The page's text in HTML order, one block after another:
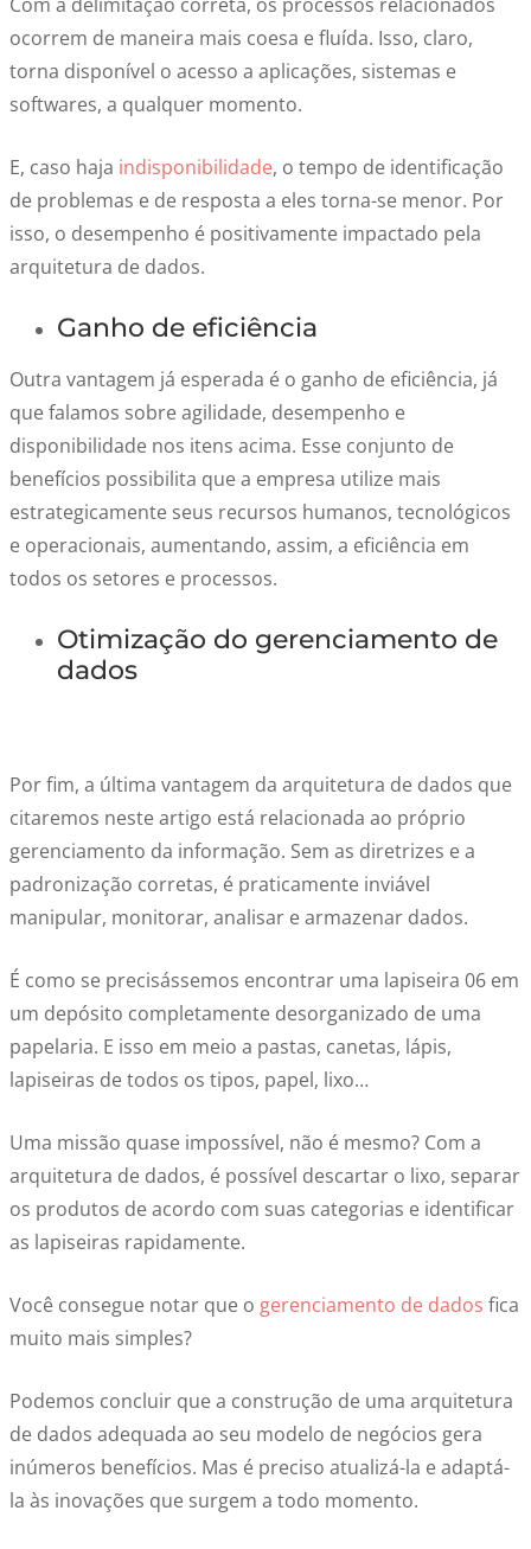
ocorrem de maneira mais coesa e fluída. Isso, claro,
torna disponível o acesso a aplicações, sistemas e
softwares, a qualquer momento.
E, caso haja indisponibilidade, o tempo de identificação
de problemas e de resposta a eles torna-se menor. Por
isso, o desempenho é positivamente impactado pela
arquitetura de dados.
Ganho de eficiência
Outra vantagem já esperada é o ganho de eficiência, já
que falamos sobre agilidade, desempenho e
disponibilidade nos itens acima. Esse conjunto de
benefícios possibilita que a empresa utilize mais
estrategicamente seus recursos humanos, tecnológicos
e operacionais, aumentando, assim, a eficiência em
todos os setores e processos.
Otimização do gerenciamento de
dados
Por fim, a última vantagem da arquitetura de dados que
citaremos neste artigo está relacionada ao próprio
gerenciamento da informação. Sem as diretrizes e a
padronização corretas, é praticamente inviável
manipular, monitorar, analisar e armazenar dados.
É como se precisássemos encontrar uma lapiseira 06 em
um depósito completamente desorganizado de uma
papelaria. E isso em meio a pastas, canetas, lápis,
lapiseiras de todos os tipos, papel, lixo…
Uma missão quase impossível, não é mesmo? Com a
arquitetura de dados, é possível descartar o lixo, separar
os produtos de acordo com suas categorias e identificar
as lapiseiras rapidamente.
Você consegue notar que o gerenciamento de dados fica
muito mais simples?
Podemos concluir que a construção de uma arquitetura
de dados adequada ao seu modelo de negócios gera
inúmeros benefícios. Mas é preciso atualizá-la e adaptá-
la às inovações que surgem a todo momento.